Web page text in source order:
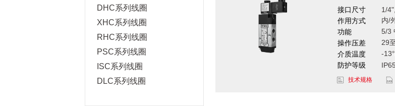
DHC系列线圈
XHC系列线圈
RHC系列线圈
PSC系列线圈
ISC系列线圈
DLC系列线圈
接口尺寸
1/
作用方式
内/
功能
5/3
操作压差
29
介质温度
-
防护等级
技术规格